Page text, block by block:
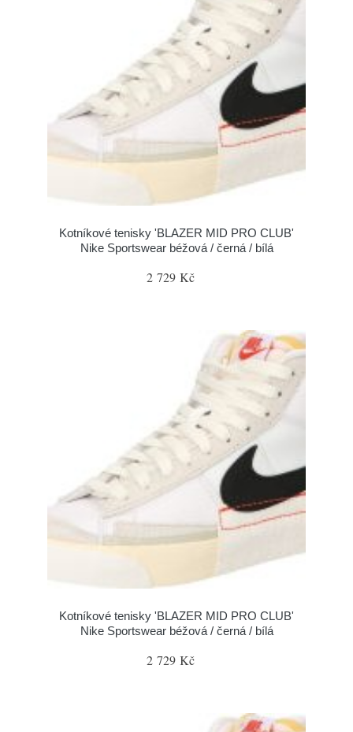
Kotníkové tenisky 'BLAZER MID PRO CLUB'
Nike Sportswear béžová / černá / bílá
2 729 Kč
Kotníkové tenisky 'BLAZER MID PRO CLUB'
Nike Sportswear béžová / černá / bílá
2 729 Kč